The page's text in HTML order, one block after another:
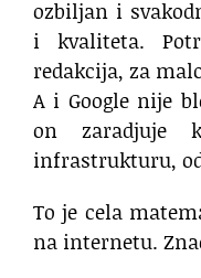
ozbiljan i
i kvaliteta.
redakcija, za
A i Google nije
on zaradjuje
infrastrukturu,
To je cela
na internetu.